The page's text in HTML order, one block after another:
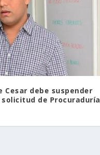
Cesar debe suspender
de Procuraduría